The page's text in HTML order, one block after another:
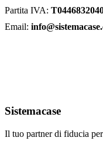
Partita IVA:
Email:
Sistemacase
Il tuo partner di fiducia